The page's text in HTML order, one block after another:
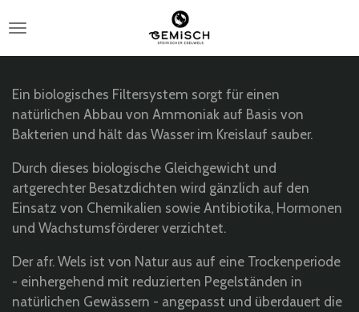
Hauptinhalt
springen
Ein biologisches Filtersystem sorgt für einen
natürlichen Abbau von Ammoniak auf Basis von
Bakterien und hält das Wasser im Kreislauf sauber.
Durch dieses biologische Gleichgewicht und
artgerechter Besatzdichten wird gänzlich auf den
Einsatz von Chemikalien sowie Antibiotika, Hormonen
und Wachstumsförderer verzichtet.
Der afr. Wels ist von Natur aus auf eine Trockenperiode
- einhergehend mit reduzierten Pegelständen in
natürlichen Gewässern - angepasst und überdauert die